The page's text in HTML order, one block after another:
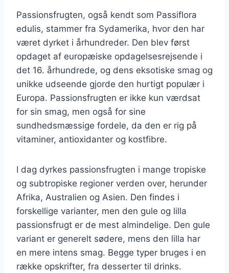
Passionsfrugten, også kendt som Passiflora
edulis, stammer fra Sydamerika, hvor den har
været dyrket i århundreder. Den blev først
opdaget af europæiske opdagelsesrejsende i
det 16. århundrede, og dens eksotiske smag og
unikke udseende gjorde den hurtigt populær i
Europa. Passionsfrugten er ikke kun værdsat
for sin smag, men også for sine
sundhedsmæssige fordele, da den er rig på
vitaminer, antioxidanter og kostfibre.
I dag dyrkes passionsfrugten i mange tropiske
og subtropiske regioner verden over, herunder
Afrika, Australien og Asien. Den findes i
forskellige varianter, men den gule og lilla
passionsfrugt er de mest almindelige. Den gule
variant er generelt sødere, mens den lilla har
en mere intens smag. Begge typer bruges i en
række opskrifter, fra desserter til drinks.